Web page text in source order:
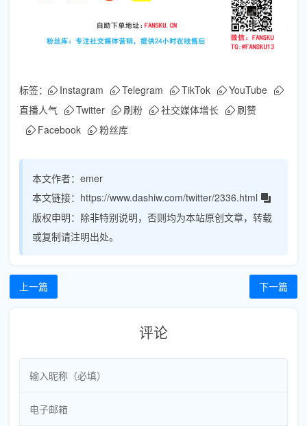
标签： Instagram Telegram TikTok
YouTube
直播人气
Twitter 刷粉 社交媒体增长
刷赞
Facebook
粉丝库
本文作者： emer
本文链接： https://www.dashiw.com/twitter/2336.html
版权申明： 除非特别说明，否则均为本站原创文章，转载
或复制请注明出处。
上一篇 下一篇
评论